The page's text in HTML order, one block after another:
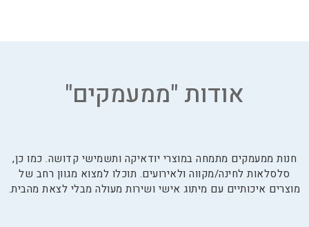
אודות "ממעמקים"
חנות ממעמקים מתמחה במוצרי יודאיקה ותשמישי קדושה. כמו כן,
סלסלאות לחינה/מקווה ולאירועים. תוכלו למצוא מגוון רחב של
מוצרים איכותיים עם מיתוג אישי ושירות מעולה מבלי לצאת מהבית.